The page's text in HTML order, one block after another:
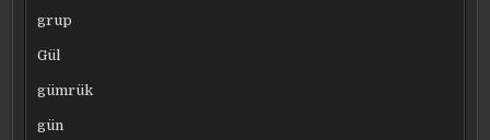
grup
Gül
gümrük
gün